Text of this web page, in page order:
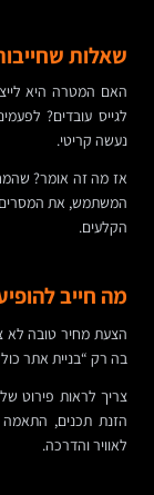
שאלות
האם המטרה היא
לגייס עובדים?
נעשה קריטי.
אז מה זה אומר?
המשתמש, את
הקלעים.
מה חייב
הצעת מחיר טובה לא
בה רק “בניית אתר
הזנת תכנים, התאמה
לאוויר והדרכה.